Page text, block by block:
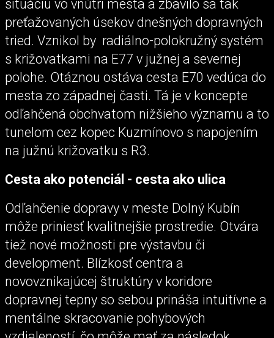
situáciu vo vnútri mesta a zbavilo sa tak
preťažovaných úsekov dnešných dopravných
tried. Vznikol by radiálno-polokružný systém
s križovatkami na E77 v južnej a severnej
polohe. Otáznou ostáva cesta E70 vedúca do
mesta zo západnej časti. Tá je v koncepte
odľahčená obchvatom nižšieho významu a to
tunelom cez kopec Kuzmínovo s napojením
na južnú križovatku s R3.
Cesta ako potenciál - cesta ako ulica
Odľahčenie dopravy v meste Dolný Kubín
môže priniesť kvalitnejšie prostredie. Otvára
tiež nové možnosti pre výstavbu či
development. Blízkosť centra a
novovznikajúcej štruktúry v koridore
dopravnej tepny so sebou prináša intuitívne a
mentálne skracovanie pohybových